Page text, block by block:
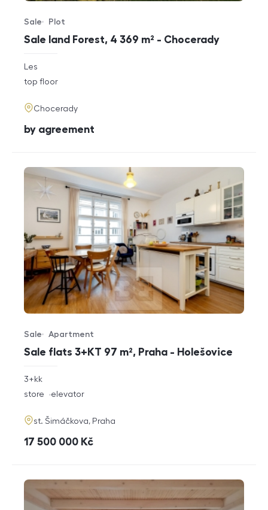
Sale land Forest, 4 369 m² - Chocerady
Offer type
Sale
Property type
Plot
rozměry
disposition
Les
funkce
top floor
adresa
Chocerady
cena
by agreement
Sale flats 3+KT 97 m², Praha - Holešovice
Offer type
Sale
Property type
Apartment
rozměry
disposition
3+kk
funkce
store elevator
adresa
st. Šimáčkova, Praha
cena
17 500 000 Kč